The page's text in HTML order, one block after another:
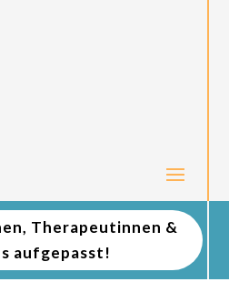
Therapeutinnen &
aufgepasst!